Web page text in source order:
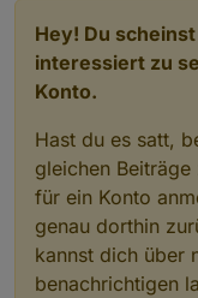
Hey! Du
interessiert zu
Konto.
Hast du es satt,
gleichen
für ein Konto
genau dorthin
kannst dich über
benachrichtigen